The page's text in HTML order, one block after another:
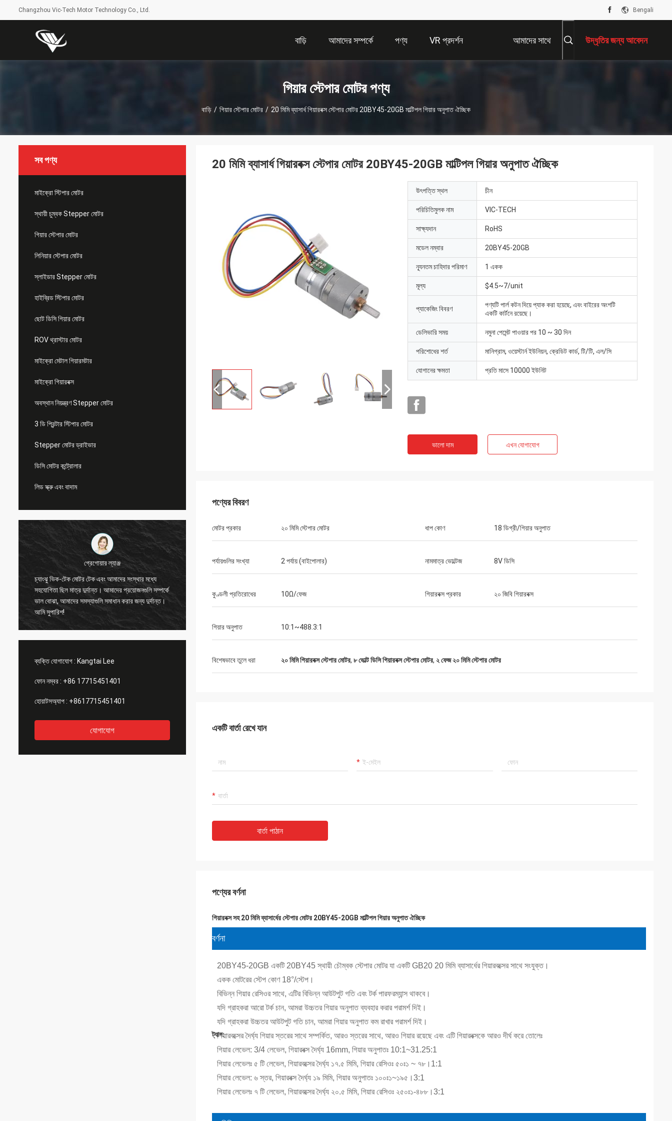
Changzhou Vic-Tech Motor Technology Co., Ltd. Bengali
বাড়ি আমাদের সম্পর্কে পণ্য VR প্রদর্শন আমাদের সাথে উদ্ধৃতির জন্য আবেদন
গিয়ার স্টেপার মোটর পণ্য
বাড়ি / গিয়ার স্টেপার মোটর / 20 মিমি ব্যাসার্ধ গিয়ারবক্স স্টেপার মোটর 20BY45-20GB মাল্টিপল গিয়ার অনুপাত ঐচ্ছিক
সব পণ্য
মাইক্রো স্টিপার মোটর
স্থায়ী চুম্বক Stepper মোটর
গিয়ার স্টেপার মোটর
লিনিয়ার স্টেপার মোটর
স্লাইডার Stepper মোটর
হাইব্রিড স্টিপার মোটর
ছোট ডিসি গিয়ার মোটর
ROV থ্রাস্টার মোটর
মাইক্রো মেটাল গিয়ারমটার
মাইক্রো গিয়ারবক্স
অবস্থান নিয়ন্ত্রণ Stepper মোটর
3 ডি প্রিন্টার স্টিপার মোটর
Stepper মোটর ড্রাইভার
ডিসি মোটর কন্ট্রোলার
লিড স্ক্রু এবং বাদাম
গ্রেগোয়ার ল্যাঞ্জ
চ্যাংঝু ভিক-টেক মোটর টেক এবং আমাদের সংস্থার মধ্যে
সহযোগিতা ছিল মাত্র দুর্দান্ত। আমাদের প্রয়োজনগুলি সম্পর্কে
ভাল বোঝা, আমাদের সমস্যাগুলি সমাধান করার জন্য দুর্দান্ত।
আমি সুপারিশ!
হয়েছিল। কাউন্টার সংযোগকারী যেখানে চালানের সাথে যুক্ত
হয়। ড্রাইভার যেমন আমরা সম্মত!
বিল্ডস্টর্ম প্রাইভেট লিমিটেড
একটি প্লাস রেটিং!
ব্যক্তি যোগাযোগ : Kangtai Lee
ফোন নম্বর : +86 17715451401
হোয়াটসঅ্যাপ : +8617715451401
যোগাযোগ
20 মিমি ব্যাসার্ধ গিয়ারবক্স স্টেপার মোটর 20BY45-20GB মাল্টিপল গিয়ার অনুপাত ঐচ্ছিক
উৎপত্তি স্থল চীন
পরিচিতিমুলক নাম VIC-TECH
সাক্ষ্যদান RoHS
মডেল নম্বার 20BY45-20GB
ন্যূনতম চাহিদার পরিমাণ 1 একক
মূল্য $4.5~7/unit
প্যাকেজিং বিবরণ
পণ্যটি পার্ল কটন দিয়ে প্যাক করা হয়েছে, এবং বাইরের অংশটি
একটি কার্টনে রয়েছে।
ডেলিভারি সময় নমুনা পেমেন্ট পাওয়ার পর 10 ~ 30 দিন
পরিশোধের শর্ত মানিগ্রাম, ওয়েস্টার্ন ইউনিয়ন, ক্রেডিট কার্ড, টি/টি, এল/সি
যোগানের ক্ষমতা প্রতি মাসে 10000 ইউনিট
ভালো দাম এখন যোগাযোগ
পণ্যের বিবরণ
মোটর প্রকার ২০ মিমি স্টেপার মোটর ধাপ কোণ 18 ডিগ্রী/গিয়ার অনুপাত
পর্যায়গুলির সংখ্যা 2 পর্যায় (বাইপোলার) নামমাত্র ভোল্টেজ 8V ডিসি
কুণ্ডলী প্রতিরোধের 10Ω/ফেজ গিয়ারবক্স প্রকার ২০ জিবি গিয়ারবক্স
গিয়ার অনুপাত 10:1~488.3:1
বিশেষভাবে তুলে ধরা ২০ মিমি গিয়ারবক্স স্টেপার মোটর, ৮ ভোল্ট ডিসি গিয়ারবক্স স্টেপার মোটর, ২ ফেজ ২০ মিমি স্টেপার মোটর
একটি বার্তা রেখে যান
বার্তা পাঠান
পণ্যের বর্ণনা
গিয়ারবক্স সহ 20 মিমি ব্যাসার্ধের স্টেপার মোটর 20BY45-20GB মাল্টিপল গিয়ার অনুপাত ঐচ্ছিক
বর্ণনা
20BY45-20GB একটি 20BY45 স্থায়ী চৌম্বক স্টেপার মোটর যা একটি GB20 20 মিমি ব্যাসার্ধের গিয়ারবক্সের সাথে সংযুক্ত।
একক মোটরের স্টেপ কোণ 18°/স্টেপ।
বিভিন্ন গিয়ার রেসিওর সাথে, এটির বিভিন্ন আউটপুট গতি এবং টর্ক পারফরম্যান্স থাকবে।
যদি গ্রাহকরা আরো টর্ক চান, আমরা উচ্চতর গিয়ার অনুপাত ব্যবহার করার পরামর্শ দিই।
যদি গ্রাহকরা উচ্চতর আউটপুট গতি চান, আমরা গিয়ার অনুপাত কম রাখার পরামর্শ দিই।
গিয়ারবক্সের দৈর্ঘ্য গিয়ার স্তরের সাথে সম্পর্কিত, আরও স্তরের সাথে, আরও গিয়ার রয়েছে এবং এটি গিয়ারবক্সকে আরও দীর্ঘ করে তোলেঃ
গিয়ার লেভেল: 3/4 লেভেল, গিয়ারবক্স দৈর্ঘ্য 16mm, গিয়ার অনুপাতঃ 10:1~31.25:1
গিয়ার লেভেলঃ ৫ টি লেভেল, গিয়ারবক্সের দৈর্ঘ্য ১৭.৫ মিমি, গিয়ার রেসিওঃ ৫০ঃ১ ~ ৭৮।1:1
গিয়ার লেভেল: ৬ স্তর, গিয়ারবক্স দৈর্ঘ্য ১৯ মিমি, গিয়ার অনুপাতঃ ১০০ঃ১~১৯৫।3:1
গিয়ার লেভেলঃ ৭ টি লেভেল, গিয়ারবক্সের দৈর্ঘ্য ২০.৫ মিমি, গিয়ার রেসিওঃ ২৫০ঃ১-৪৮৮।3:1
ট্যাগ: